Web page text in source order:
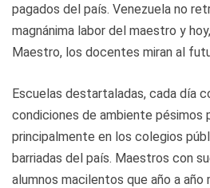
pagados del país. Venezuela no
magnánima labor del maestro y
Maestro, los docentes miran al
Escuelas destartaladas, cada día
condiciones de ambiente pésimos
principalmente en los colegios
barriadas del país. Maestros con
alumnos macilentos que año a año